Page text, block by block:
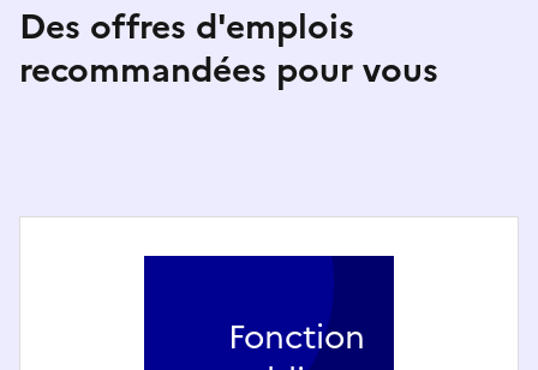
Des offres d'emplois
recommandées pour vous
Fonction